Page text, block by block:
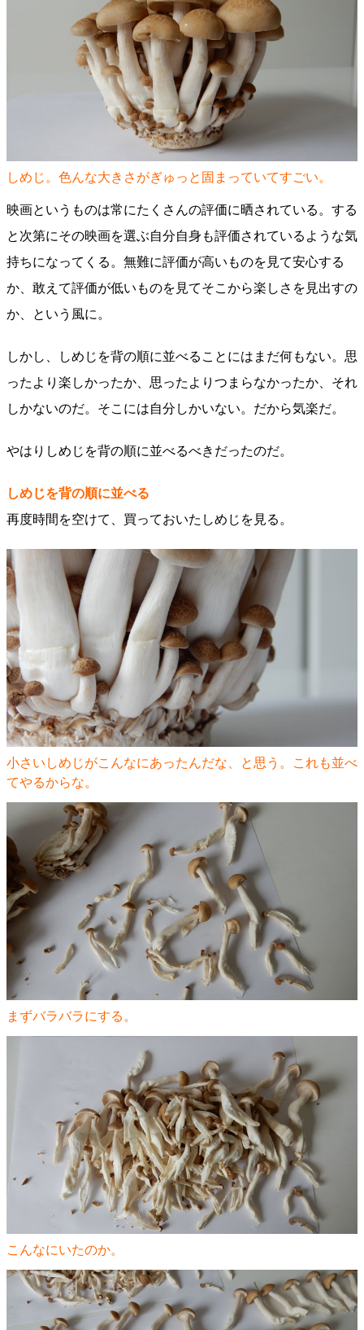
しめじ。色んな大きさがぎゅっと固まっていてすごい。
映画というものは常にたくさんの評価に晒されている。する
と次第にその映画を選ぶ自分自身も評価されているような気
持ちになってくる。無難に評価が高いものを見て安心する
か、敢えて評価が低いものを見てそこから楽しさを見出すの
か、という風に。
しかし、しめじを背の順に並べることにはまだ何もない。思
ったより楽しかったか、思ったよりつまらなかったか、それ
しかないのだ。そこには自分しかいない。だから気楽だ。
やはりしめじを背の順に並べるべきだったのだ。
しめじを背の順に並べる
再度時間を空けて、買っておいたしめじを見る。
小さいしめじがこんなにあったんだな、と思う。これも並べ
てやるからな。
まずバラバラにする。
こんなにいたのか。